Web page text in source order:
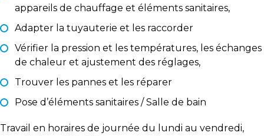
appareils de chauffage et éléments sanitaires,
Adapter la tuyauterie et les raccorder
Vérifier la pression et les températures, les échanges
de chaleur et ajustement des réglages,
Trouver les pannes et les réparer
Pose d’éléments sanitaires / Salle de bain
Travail en horaires de journée du lundi au vendredi,